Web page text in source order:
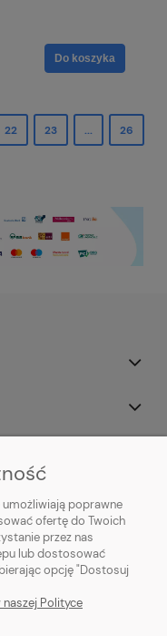
Do koszyka
22 23 ... 26
14; 66-400 Gorzów
12 13|zby-mal@wp.pl
poprawne
ofertę do Twoich
przez nas
lub dostosować
opcję "Dostosuj
Polityce